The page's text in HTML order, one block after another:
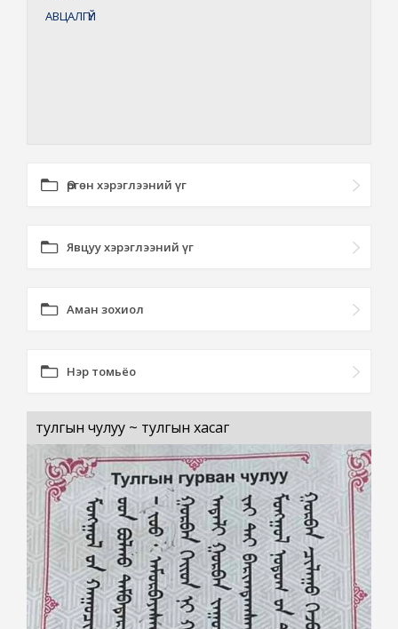
АВЦАЛГҮЙ
Өргөн хэрэглээний үг
Явцуу хэрэглээний үг
Аман зохиол
Нэр томьёо
тулгын чулуу ~ тулгын хасаг